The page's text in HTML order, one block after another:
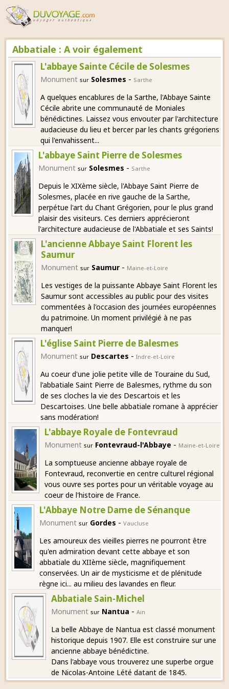
Abbatiale : A voir également
L'abbaye Sainte Cécile de Solesmes
Monument sur Solesmes - Sarthe
A quelques encablures de la Sarthe, l'Abbaye Sainte
Cécile abrite une communauté de Moniales
bénédictines. Laissez vous envouter par l'architecture
audacieuse du lieu et bercer par les chants grégoriens
qui l'envahissent...
L'abbaye Saint Pierre de Solesmes
Monument sur Solesmes - Sarthe
Depuis le XIXème siècle, l'Abbaye Saint Pierre de
Solesmes, placée en rive gauche de la Sarthe,
perpétue l'art du Chant Grégorien, pour le plus grand
plaisir des visiteurs. Ces derniers apprécieront
l'architecture audacieuse de l'Abbatiale et ses Saints!
L'ancienne Abbaye Saint Florent les
Saumur
Monument sur Saumur - Maine-et-Loire
Les vestiges de la puissante Abbaye Saint Florent les
Saumur sont accessibles au public pour des visites
commentées à l'occasion des journées européennes
du patrimoine. Un moment privilégié à ne pas
manquer!
L'église Saint Pierre de Balesmes
Monument sur Descartes -Indre-et-Loire
Au coeur d'une jolie petite ville de Touraine du Sud,
l'abbatiale Saint Pierre de Balesmes, rythme du son
de ses cloches la vie des Descartois et les
Descartoises. Une belle abbatiale romane à apprécier
sans modération!
L'abbaye Royale de Fontevraud
Monument sur Fontevraud-l'Abbaye - Maine-et-Loire
La somptueuse ancienne abbaye royale de
Fontevraud, reconvertie en centre culturel régional
vous ouvre ses portes pour un véritable voyage au
coeur de l'histoire de France.
L'Abbaye Notre Dame de Sénanque
Monument sur Gordes -Vaucluse
Les amoureux des vieilles pierres ne pourront être
qu'en admiration devant cette abbaye et son
abbatiale du XIIème siècle, magnifiquement
conservées. Un air de mysticisme et de plénitude
règne ici... au milieu des lavandes en fleur.
Abbatiale Sain-Michel
Monument sur Nantua -Ain
La belle Abbaye de Nantua est classé monument
historique depuis 1907. Elle est construire sur une
ancienne abbaye bénédictine.
Dans l'abbaye vous trouverez une superbe orgue
de Nicolas-Antoine Lété datant de 1845.